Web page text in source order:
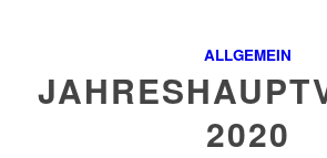
ALLGEMEIN
2020